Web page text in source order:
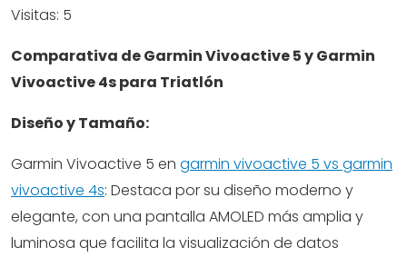
Visitas: 5
Comparativa de Garmin Vivoactive 5 y Garmin
Vivoactive 4s para Triatlón
Diseño y Tamaño:
Garmin Vivoactive 5 en garmin vivoactive 5 vs garmin
vivoactive 4s: Destaca por su diseño moderno y
elegante, con una pantalla AMOLED más amplia y
luminosa que facilita la visualización de datos